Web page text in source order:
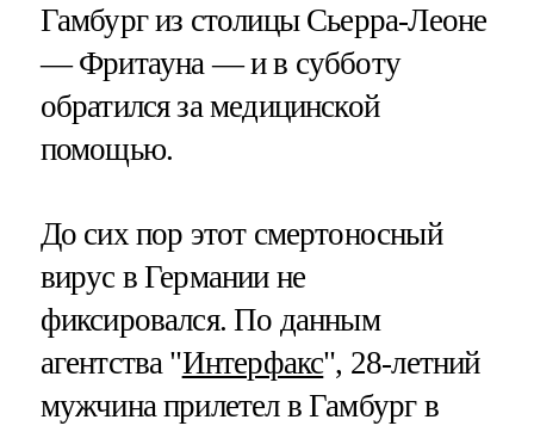
Гамбург из столицы Сьерра-Леоне
— Фритауна — и в субботу
обратился за медицинской
помощью.
До сих пор этот смертоносный
вирус в Германии не
фиксировался. По данным
агентства "Интерфакс", 28-летний
мужчина прилетел в Гамбург в